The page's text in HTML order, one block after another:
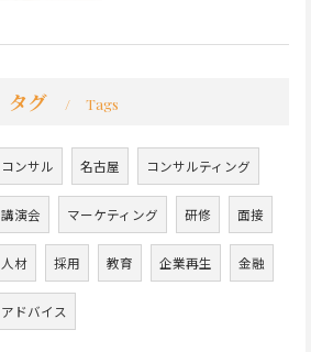
タグ Tags
コンサル 名古屋 コンサルティング
講演会 マーケティング 研修 面接
人材 採用 教育 企業再生 金融
アドバイス